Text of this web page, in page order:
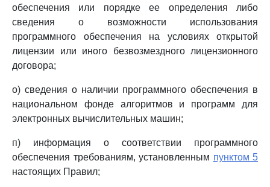
обеспечения или порядке ее определения либо
сведения о возможности использования
программного обеспечения на условиях открытой
лицензии или иного безвозмездного лицензионного
договора;
о) сведения о наличии программного обеспечения в
национальном фонде алгоритмов и программ для
электронных вычислительных машин;
п) информация о соответствии программного
обеспечения требованиям, установленным пунктом 5
настоящих Правил;